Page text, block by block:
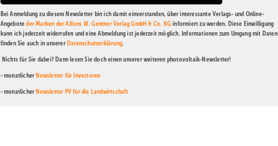
Bei Anmeldung zu diesem Newsletter bin ich damit einverstanden, über interessante Verlags- und Online-
Angeboteder Marken der Alfons W. Gentner Verlag GmbH & Co. KG informiert zu werden. Diese Einwilligung
kann ich jederzeit widerrufen und eine Abmeldung ist jederzeit möglich. Informationen zum Umgang mit Daten
finden Sie auch in unserer Datenschutzerklärung.
Nichts für Sie dabei? Dann lesen Sie doch einen unserer weiteren photovoltaik-Newsletter!
- monatlicher Newsletter für Investoren
- monatlicher Newsletter PV für die Landwirtschaft